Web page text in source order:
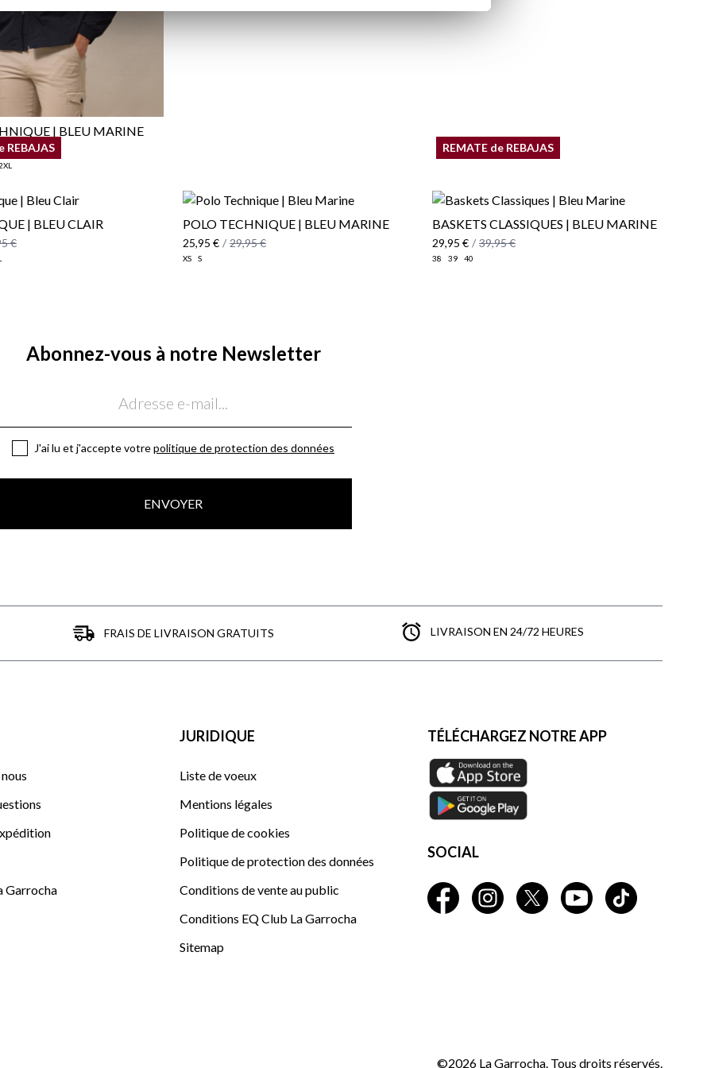
| BLEU MARINE
€
REBAJAS
| BLEU CLAIR
€
POLO TECHNIQUE | BLEU MARINE
25,95 € / 29,95 €
XS S
REMATE de REBAJAS
BASKETS CLASSIQUES | BLEU MARINE
29,95 € / 39,95 €
38 39 40
Abonnez-vous à notre Newsletter
J'ai lu et j'accepte votrepolitique de protection des données
ENVOYER
FRAIS DE LIVRAISON GRATUITS LIVRAISON EN 24/72 HEURES
Garrocha
JURIDIQUE
Liste de voeux
Mentions légales
Politique de cookies
Politique de protection des données
Conditions de vente au public
Conditions EQ Club La Garrocha
Sitemap
TÉLÉCHARGEZ NOTRE APP
SOCIAL
©2026 La Garrocha. Tous droits réservés.